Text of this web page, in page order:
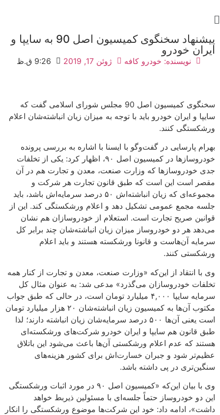
پیشنهاد سخنگوی کمیسیون اصل 90 به سایپا و
ایران خودرو
نویسنده: خودرو کافه ژوئن 17, 2019 9:26 ق.ظ
سخنگوی کمیسیون اصل 90 مجلس شورای اسلامی گفت که
سایپا و ایران خودرو باید با توجه به میزان زیان انباشته‌شان اعلام
ورشکستگی کنند.
بهرام پارسایی در گفت‌وگو با ایسنا با اشاره به بررسی پرونده
خودروسازها در کمیسیون اصل ۹۰، اظهار کرد: یکی از تخلفات
جدی خودروسازها که وزارت صنعت، معدن و تجارت هم در آن
مقصر است این است که طبق قانون تجارت هر شرکت و
مجموعه‌ای که زیان انباشته‌اش ۵۰ درصد سرمایه‌اش باشد، باید
جلسه مجمع عمومی تشکیل دهد و اعلام ورشکستگی کند. این از
قوانین صریح تجارت است. استعلام از خودروسازان هم نشان
می‌دهد هر دو خودروساز میزان زیان انباشته‌شان چند برابر کل
سرمایه آن‌هاست و قانونا ورشکسته هستند و باید اعلام
ورشکستی کنند.
وی با انتقاد از این‌که «وزارت صنعت، معدن و تجارت از کنار همه
تخلفات خودروسازان می‌گذرد» مدعی شد: به عنوان مثال کل
سرمایه سایپا ۴,۰۰۰ میلیارد تومان است، در حالی که طبق جواب
مکتوب آن‌ها به کمیسیون زیان انباشته‌شان ۲۰ هزار میلیارد تومان
است یعنی آن‌ها ۵۰۰ درصد سرمایه‌شان زیان انباشته دارند؛ لذا
طبق قانون هم سایپا و ایران خودرو شرکت‌های ورشکسته‌ای
هستند که عدم اعلام ورشکستی آن‌ها باعث می‌شود این باتلاق
عظیم‌تر شود و جبران خسارت‌اش برای کشور هزینه‌های
سنگین‌تری در پی داشته باشد.
وی با بیان این‌که «کمیسیون اصل ۹۰ در مورد اثبات ورشکستگی
این دو خودروساز حتماً جلسه‌ای با مسئولین ذیربط خواهد
داشت»، ادامه داد: خود این شرکت‌ها موضوع ورشکستگی را انکار